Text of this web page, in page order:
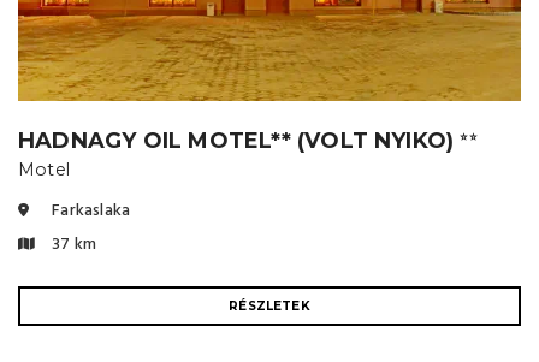
HADNAGY OIL MOTEL** (VOLT NYIKO)⭐⭐
Motel
Farkaslaka
37 km
RÉSZLETEK